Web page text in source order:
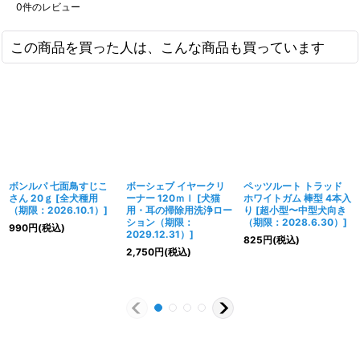
0件のレビュー
この商品を買った人は、こんな商品も買っています
ボンルパ 七面鳥すじこ
さん 20ｇ [全犬種用
（期限：2026.10.1） ]
990円(税込)
ボーシェブ イヤークリ
ーナー 120ｍｌ [犬猫
用・耳の掃除用洗浄ロー
ション（期限：
2029.12.31） ]
2,750円(税込)
ペッツルート トラッド
ホワイトガム 棒型 4本入
り [超小型〜中型犬向き
（期限：2028.6.30） ]
825円(税込)